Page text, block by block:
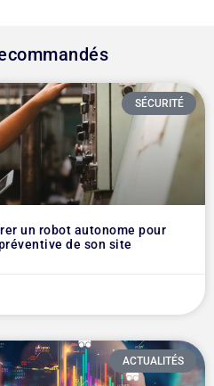
SÉCURITÉ
un robot autonome pour
de son site
ACTUALITÉS